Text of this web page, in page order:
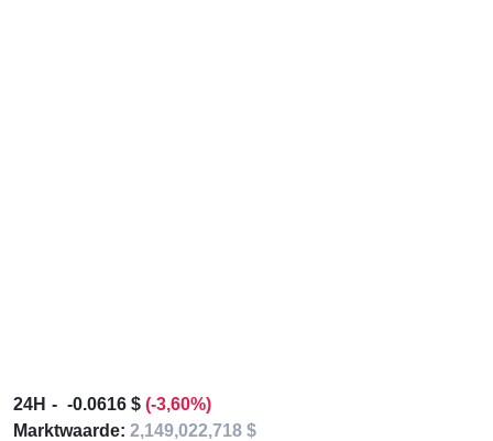
24H -0.0616 $ (-3,60%)
Marktwaarde: 2,149,022,718 $